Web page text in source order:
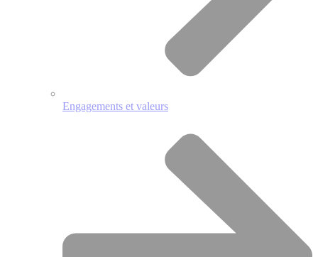
Engagements et valeurs